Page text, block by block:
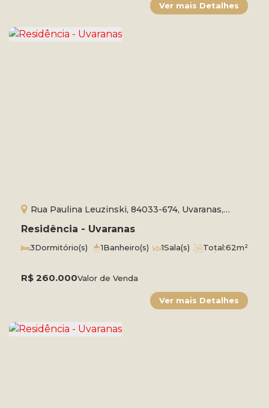
Residência - Uvaranas
R$ 260.000Valor de Venda
Rua Paulina Leuzinski, 84033-674, Uvaranas,
Ponta Grossa, Paraná, Brasil
3Dormitório(s) 1Banheiro(s) 1Sala(s) Total:62m²